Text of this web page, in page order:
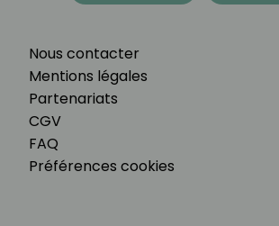
Nous contacter
Mentions légales
Partenariats
CGV
FAQ
Préférences cookies